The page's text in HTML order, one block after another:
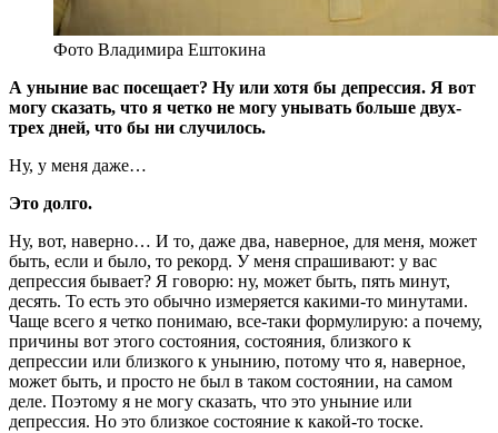
Фото Владимира Ештокина
А уныние вас посещает? Ну или хотя бы депрессия. Я вот
могу сказать, что я четко не могу унывать больше двух-
трех дней, что бы ни случилось.
Ну, у меня даже…
Это долго.
Ну, вот, наверно… И то, даже два, наверное, для меня, может
быть, если и было, то рекорд. У меня спрашивают: у вас
депрессия бывает? Я говорю: ну, может быть, пять минут,
десять. То есть это обычно измеряется какими-то минутами.
Чаще всего я четко понимаю, все-таки формулирую: а почему,
причины вот этого состояния, состояния, близкого к
депрессии или близкого к унынию, потому что я, наверное,
может быть, и просто не был в таком состоянии, на самом
деле. Поэтому я не могу сказать, что это уныние или
депрессия. Но это близкое состояние к какой-то тоске.